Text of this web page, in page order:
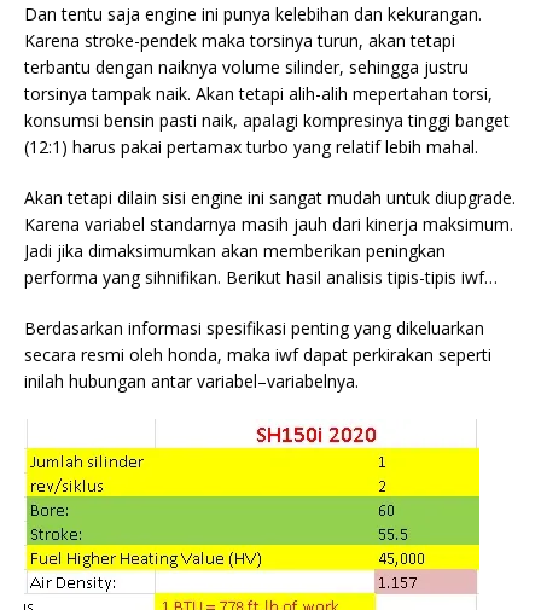
Dan tentu saja engine ini punya kelebihan dan kekurangan.
Karena stroke-pendek maka torsinya turun, akan tetapi
terbantu dengan naiknya volume silinder, sehingga justru
torsinya tampak naik. Akan tetapi alih-alih mepertahan torsi,
konsumsi bensin pasti naik, apalagi kompresinya tinggi banget
(12:1) harus pakai pertamax turbo yang relatif lebih mahal.
Akan tetapi dilain sisi engine ini sangat mudah untuk diupgrade.
Karena variabel standarnya masih jauh dari kinerja maksimum.
Jadi jika dimaksimumkan akan memberikan peningkan
performa yang sihnifikan. Berikut hasil analisis tipis-tipis iwf…
Berdasarkan informasi spesifikasi penting yang dikeluarkan
secara resmi oleh honda, maka iwf dapat perkirakan seperti
inilah hubungan antar variabel–variabelnya.